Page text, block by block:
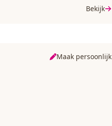
Bekijk
Maak persoonlijk